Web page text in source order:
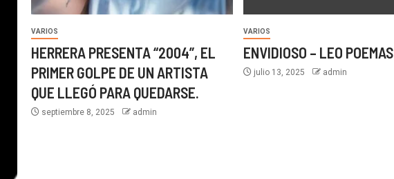
VARIOS
HERRERA PRESENTA “2004”, EL
PRIMER GOLPE DE UN ARTISTA
QUE LLEGÓ PARA QUEDARSE.
septiembre 8, 2025 admin
VARIOS
ENVIDIOSO – LEO POEMAS
julio 13, 2025 admin